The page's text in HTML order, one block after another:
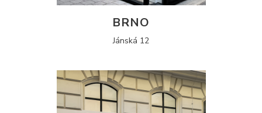
BRNO
Jánská 12